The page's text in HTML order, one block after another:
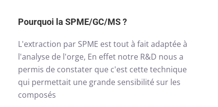
Pourquoi la SPME/GC/MS ?
L'extraction par SPME est tout à fait adaptée à
l'analyse de l'orge, En effet notre R&D nous a
permis de constater que c'est cette technique
qui permettait une grande sensibilité sur les
composés